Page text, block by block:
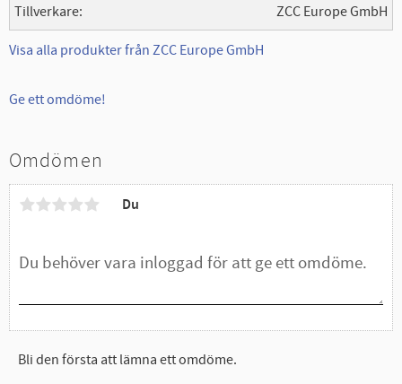
Tillverkare
ZCC Europe GmbH
Visa alla produkter från ZCC Europe GmbH
Ge ett omdöme!
Omdömen
Du
Bli den första att lämna ett omdöme.